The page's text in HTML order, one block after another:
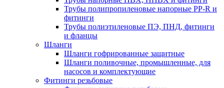
Трубы полипропиленовые напорные PP-R и
фитинги
Трубы полиэтиленовые ПЭ, ПНД, фитинги
и фланцы
Шланги
Шланги гофрированные защитные
Шланги поливочные, промышленные, для
насосов и комплектующие
Фитинги резьбовые